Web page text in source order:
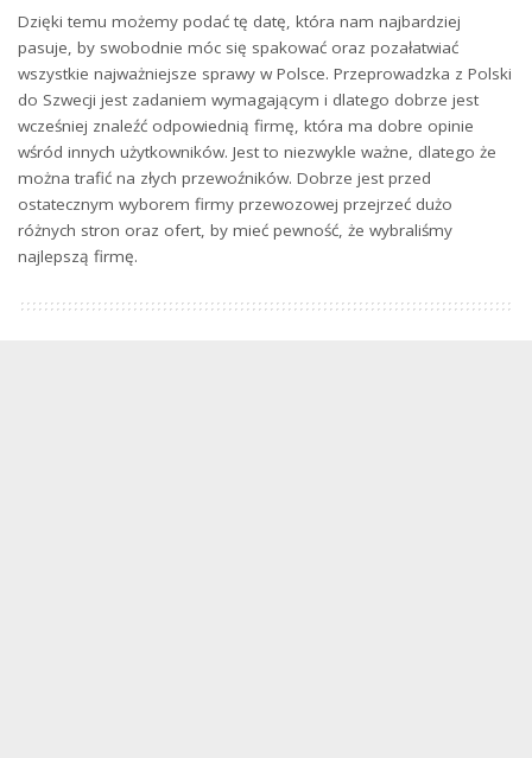
Dzięki temu możemy podać tę datę, która nam najbardziej
pasuje, by swobodnie móc się spakować oraz pozałatwiać
wszystkie najważniejsze sprawy w Polsce. Przeprowadzka z Polski
do Szwecji jest zadaniem wymagającym i dlatego dobrze jest
wcześniej znaleźć odpowiednią firmę, która ma dobre opinie
wśród innych użytkowników. Jest to niezwykle ważne, dlatego że
można trafić na złych przewoźników. Dobrze jest przed
ostatecznym wyborem firmy przewozowej przejrzeć dużo
różnych stron oraz ofert, by mieć pewność, że wybraliśmy
najlepszą firmę.